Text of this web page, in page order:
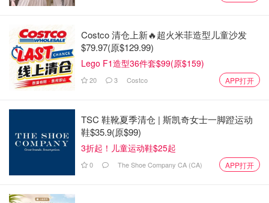
图片来自于@fragrancex ，版权属于原作者
水生产的时间和地点，通常以3到12个数字的形式出现。你
可以在网上搜索你的批号，了解它的生产日期。
2. 查看开封后保质期（PAO）
Costco 清仓上新🔥超火米菲造型儿童沙发
$79.97(原$129.99)
Lego F1造型36件套$99(原$159)
20 3 Costco APP打开
TSC 鞋靴夏季清仓 | 斯凯奇女士一脚蹬运动
鞋$35.9(原$99)
3折起！儿童运动鞋$25起
0 The Shoe Company CA (CA) APP打开